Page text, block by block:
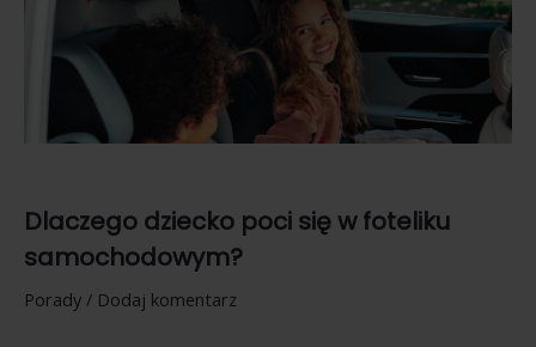
Dlaczego dziecko poci się w foteliku
samochodowym?
Porady / Dodaj komentarz